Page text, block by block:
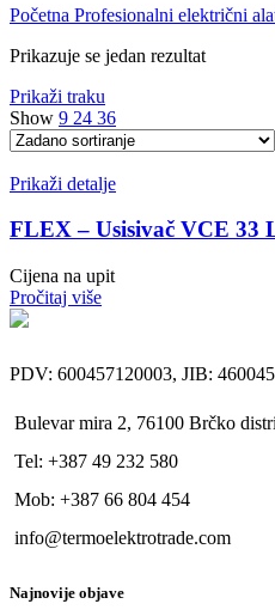
Početna Profesionalni električni
Prikazuje se jedan rezultat
Prikaži traku
Show 9 24 36
Prikaži detalje
FLEX – Usisivač VCE 33
Cijena na upit
Pročitaj više
PDV: 600457120003, JIB:
Bulevar mira 2, 76100 Brčko
Tel: +387 49 232 580
Mob: +387 66 804 454
info@termoelektrotrade.com
Najnovije objave